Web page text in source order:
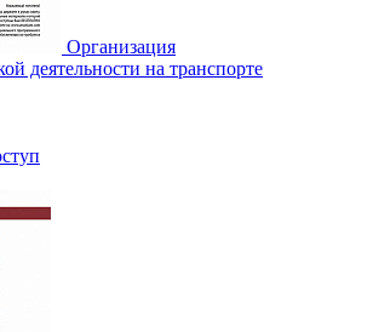
Организация
деятельности на транспорте